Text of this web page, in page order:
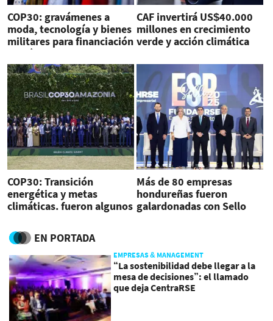
COP30: gravámenes a
moda, tecnología y bienes
militares para financiación
climática
CAF invertirá US$40.000
millones en crecimiento
verde y acción climática
COP30: Transición
energética y metas
climáticas. fueron algunos
Más de 80 empresas
hondureñas fueron
galardonadas con Sello
EN PORTADA
EMPRESAS & MANAGEMENT
“La sostenibilidad debe llegar a la
mesa de decisiones”: el llamado
que deja CentraRSE